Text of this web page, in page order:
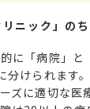
リニック」の
に「病院」と
分けられます
ズに適切な医